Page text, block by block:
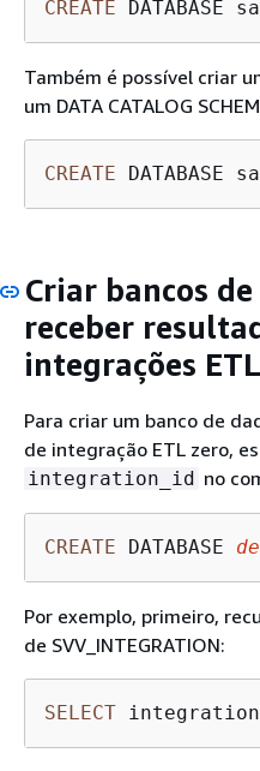
CREATE DATABASE
Também é possível criar
um DATA CATALOG
CREATE DATABASE
Criar bancos
receber
integrações
Para criar um banco de
de integração ETL zero,
integration_id no
CREATE DATABASE
Por exemplo, primeiro,
de SVV_INTEGRATION:
SELECT